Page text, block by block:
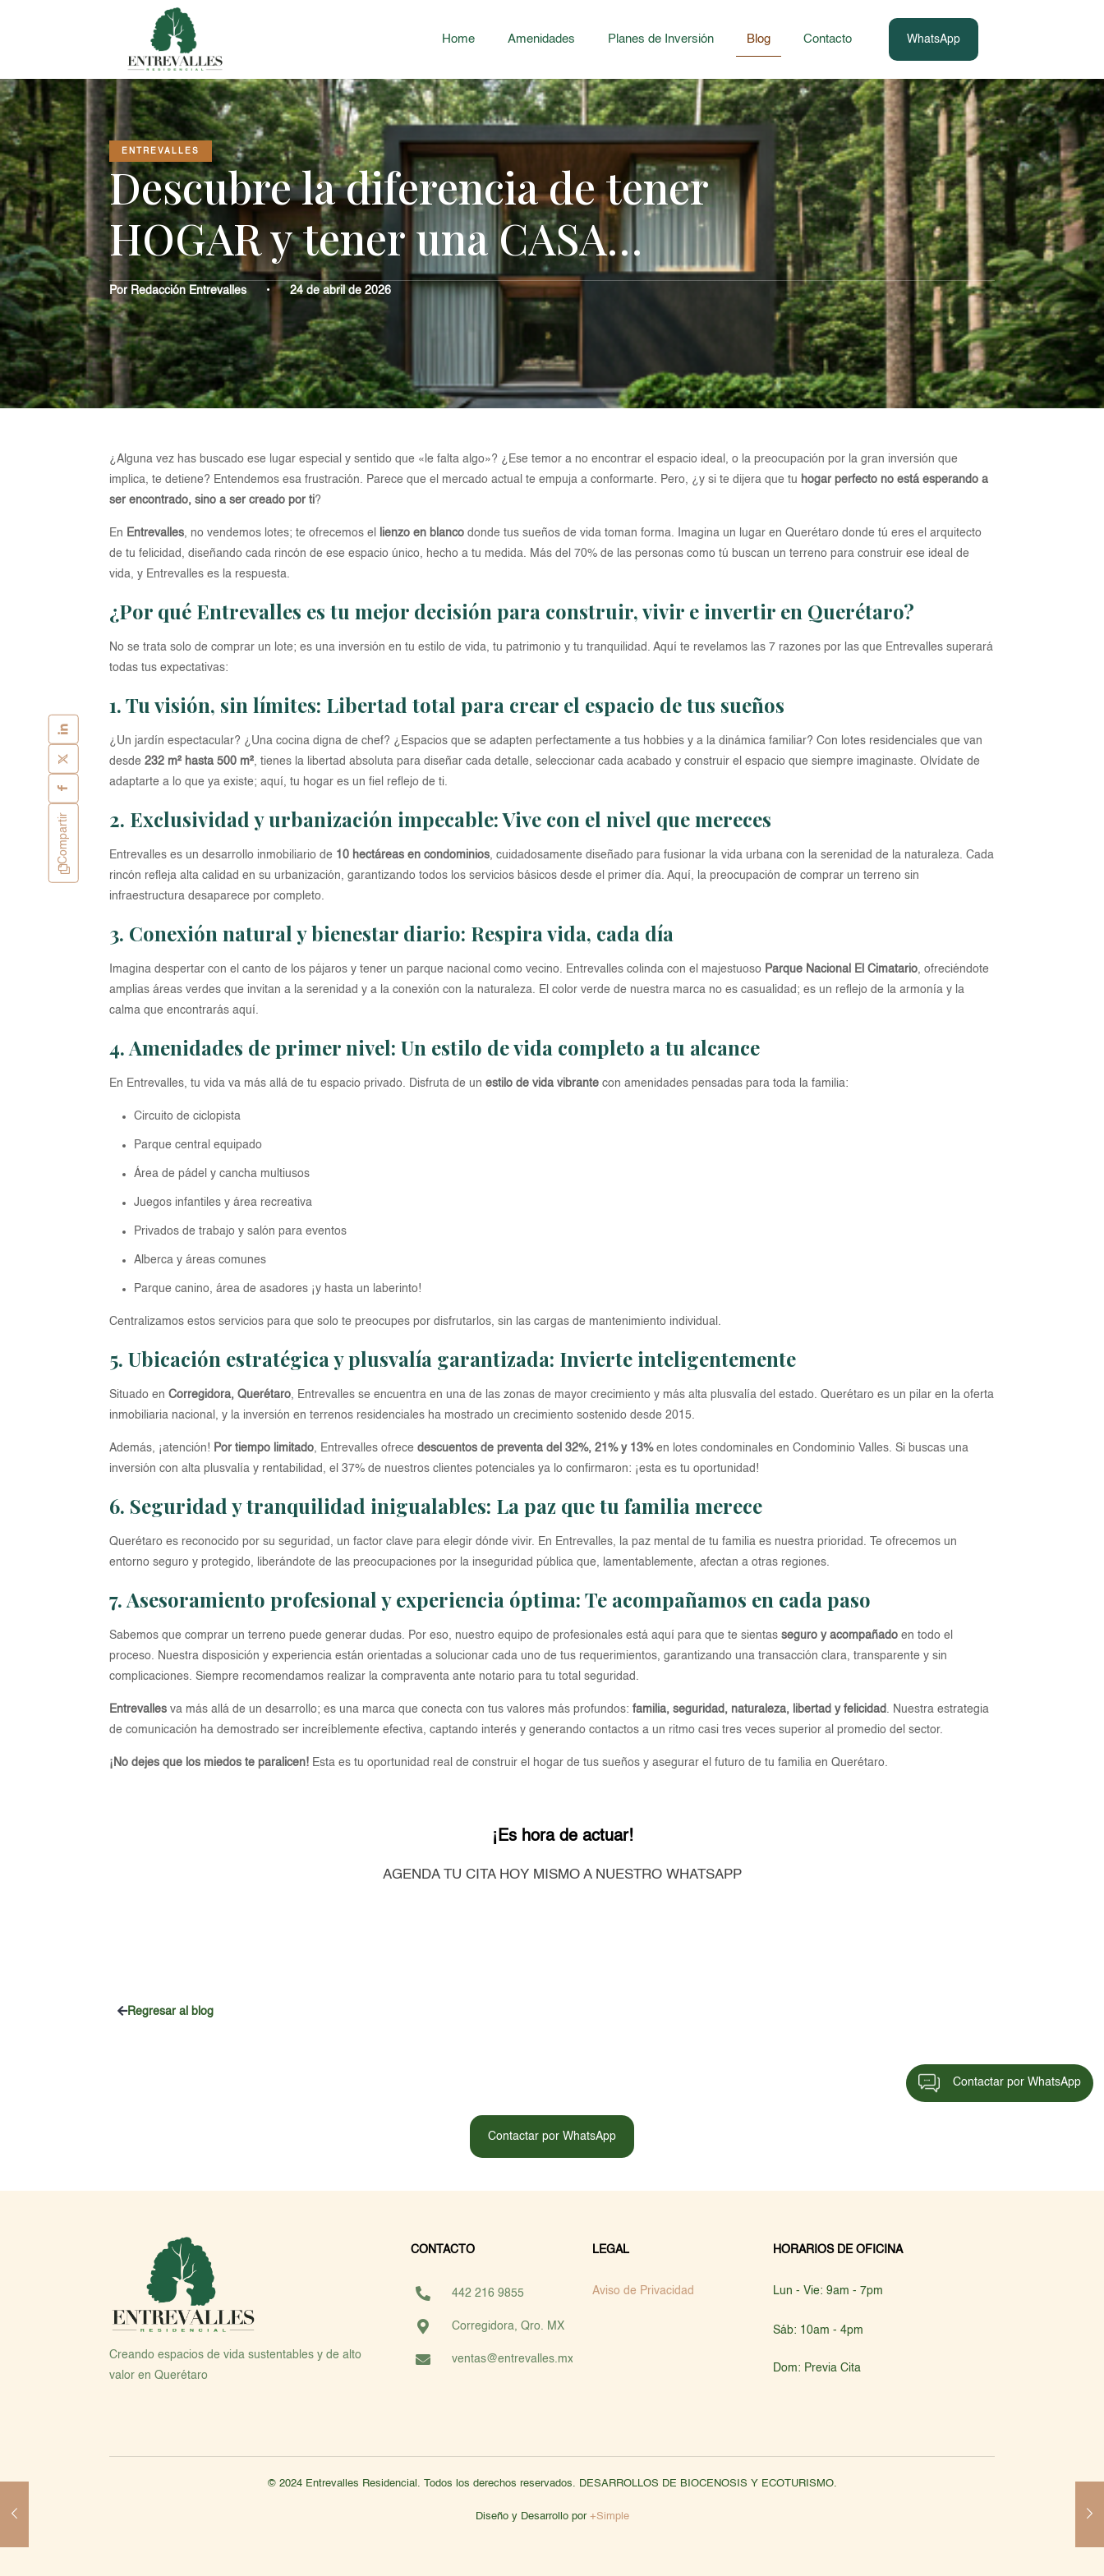
Home Amenidades Planes de Inversión Blog Contacto WhatsApp
ENTREVALLES
Descubre la diferencia de tener
HOGAR y tener una CASA…
Por Redacción Entrevalles • 24 de abril de 2026
Compartir
¿Alguna vez has buscado ese lugar especial y sentido que «le falta algo»? ¿Ese temor a no encontrar el espacio ideal, o la preocupación por la gran inversión que
implica, te detiene? Entendemos esa frustración. Parece que el mercado actual te empuja a conformarte. Pero, ¿y si te dijera que tu hogar perfecto no está esperando a
ser encontrado, sino a ser creado por ti?
En Entrevalles, no vendemos lotes; te ofrecemos el lienzo en blanco donde tus sueños de vida toman forma. Imagina un lugar en Querétaro donde tú eres el arquitecto
de tu felicidad, diseñando cada rincón de ese espacio único, hecho a tu medida. Más del 70% de las personas como tú buscan un terreno para construir ese ideal de
vida, y Entrevalles es la respuesta.
¿Por qué Entrevalles es tu mejor decisión para construir, vivir e invertir en Querétaro?
No se trata solo de comprar un lote; es una inversión en tu estilo de vida, tu patrimonio y tu tranquilidad. Aquí te revelamos las 7 razones por las que Entrevalles superará
todas tus expectativas:
1. Tu visión, sin límites: Libertad total para crear el espacio de tus sueños
¿Un jardín espectacular? ¿Una cocina digna de chef? ¿Espacios que se adapten perfectamente a tus hobbies y a la dinámica familiar? Con lotes residenciales que van
desde 232 m² hasta 500 m², tienes la libertad absoluta para diseñar cada detalle, seleccionar cada acabado y construir el espacio que siempre imaginaste. Olvídate de
adaptarte a lo que ya existe; aquí, tu hogar es un fiel reflejo de ti.
2. Exclusividad y urbanización impecable: Vive con el nivel que mereces
Entrevalles es un desarrollo inmobiliario de 10 hectáreas en condominios, cuidadosamente diseñado para fusionar la vida urbana con la serenidad de la naturaleza. Cada
rincón refleja alta calidad en su urbanización, garantizando todos los servicios básicos desde el primer día. Aquí, la preocupación de comprar un terreno sin
infraestructura desaparece por completo.
3. Conexión natural y bienestar diario: Respira vida, cada día
Imagina despertar con el canto de los pájaros y tener un parque nacional como vecino. Entrevalles colinda con el majestuoso Parque Nacional El Cimatario, ofreciéndote
amplias áreas verdes que invitan a la serenidad y a la conexión con la naturaleza. El color verde de nuestra marca no es casualidad; es un reflejo de la armonía y la
calma que encontrarás aquí.
4. Amenidades de primer nivel: Un estilo de vida completo a tu alcance
En Entrevalles, tu vida va más allá de tu espacio privado. Disfruta de un estilo de vida vibrante con amenidades pensadas para toda la familia:
Circuito de ciclopista
Parque central equipado
Área de pádel y cancha multiusos
Juegos infantiles y área recreativa
Privados de trabajo y salón para eventos
Alberca y áreas comunes
Parque canino, área de asadores ¡y hasta un laberinto!
Centralizamos estos servicios para que solo te preocupes por disfrutarlos, sin las cargas de mantenimiento individual.
5. Ubicación estratégica y plusvalía garantizada: Invierte inteligentemente
Situado en Corregidora, Querétaro, Entrevalles se encuentra en una de las zonas de mayor crecimiento y más alta plusvalía del estado. Querétaro es un pilar en la oferta
inmobiliaria nacional, y la inversión en terrenos residenciales ha mostrado un crecimiento sostenido desde 2015.
Además, ¡atención! Por tiempo limitado, Entrevalles ofrece descuentos de preventa del 32%, 21% y 13%en lotes condominales en Condominio Valles. Si buscas una
inversión con alta plusvalía y rentabilidad, el 37% de nuestros clientes potenciales ya lo confirmaron: ¡esta es tu oportunidad!
6. Seguridad y tranquilidad inigualables: La paz que tu familia merece
Querétaro es reconocido por su seguridad, un factor clave para elegir dónde vivir. En Entrevalles, la paz mental de tu familia es nuestra prioridad. Te ofrecemos un
entorno seguro y protegido, liberándote de las preocupaciones por la inseguridad pública que, lamentablemente, afectan a otras regiones.
7. Asesoramiento profesional y experiencia óptima: Te acompañamos en cada paso
Sabemos que comprar un terreno puede generar dudas. Por eso, nuestro equipo de profesionales está aquí para que te sientas seguro y acompañado en todo el
proceso. Nuestra disposición y experiencia están orientadas a solucionar cada uno de tus requerimientos, garantizando una transacción clara, transparente y sin
complicaciones. Siempre recomendamos realizar la compraventa ante notario para tu total seguridad.
Entrevalles va más allá de un desarrollo; es una marca que conecta con tus valores más profundos: familia, seguridad, naturaleza, libertad y felicidad . Nuestra estrategia
de comunicación ha demostrado ser increíblemente efectiva, captando interés y generando contactos a un ritmo casi tres veces superior al promedio del sector.
¡No dejes que los miedos te paralicen! Esta es tu oportunidad real de construir el hogar de tus sueños y asegurar el futuro de tu familia en Querétaro.
¡Es hora de actuar!
AGENDA TU CITA HOY MISMO A NUESTRO WHATSAPP
Regresar al blog
Contactar por WhatsApp
Creando espacios de vida sustentables y de alto
valor en Querétaro
CONTACTO
442 216 9855
Corregidora, Qro. MX
ventas@entrevalles.mx
LEGAL
Aviso de Privacidad
HORARIOS DE OFICINA
Lun - Vie: 9am - 7pm
Sáb: 10am - 4pm
Dom: Previa Cita
© 2024 Entrevalles Residencial. Todos los derechos reservados. DESARROLLOS DE BIOCENOSIS Y ECOTURISMO.
Diseño y Desarrollo por +Simple
Contactar por WhatsApp